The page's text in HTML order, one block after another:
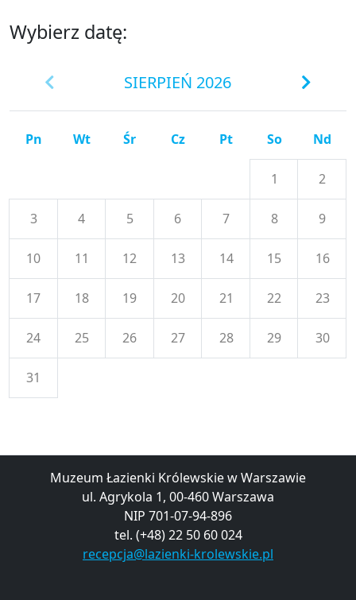
Wybierz datę:
SIERPIEŃ 2026
Pn Wt Śr Cz Pt So Nd
1 2
3 4 5 6 7 8 9
10 11 12 13 14 15 16
17 18 19 20 21 22 23
24 25 26 27 28 29 30
31
Muzeum Łazienki Królewskie w Warszawie
ul. Agrykola 1, 00-460 Warszawa
NIP 701-07-94-896
tel. (+48) 22 50 60 024
recepcja@lazienki-krolewskie.pl